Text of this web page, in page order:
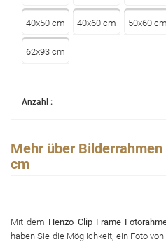
40x50 cm 40x60 cm 50x60 cm
62x93 cm
Anzahl :
Mehr über
cm
Mit dem Henzo Clip Frame
haben Sie die Möglichkeit, ein Foto